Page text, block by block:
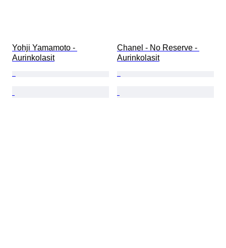
Yohji Yamamoto -
Aurinkolasit
Chanel - No Reserve -
Aurinkolasit